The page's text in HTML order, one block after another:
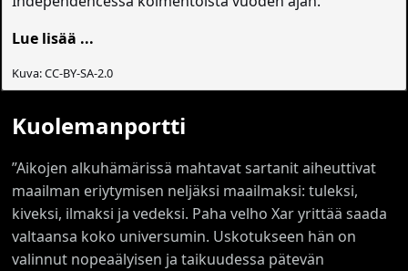
Lue lisää ...
Kuva: CC-BY-SA-2.0
Kuolemanportti
”Aikojen alkuhämärissä mahtavat sartanit aiheuttivat
maailman eriytymisen neljäksi maailmaksi: tuleksi,
kiveksi, ilmaksi ja vedeksi. Paha velho Xar yrittää saada
valtaansa koko universumin. Uskotukseen hän on
valinnut nopeaälyisen ja taikuudessa pätevän